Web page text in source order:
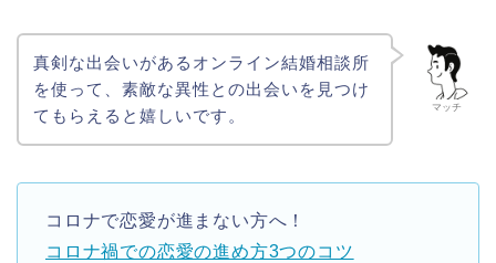
マッチ
真剣な出会いがあるオンライン結婚相談所
を使って、素敵な異性との出会いを見つけ
てもらえると嬉しいです。
コロナで恋愛が進まない方へ！
コロナ禍での恋愛の進め方3つのコツ